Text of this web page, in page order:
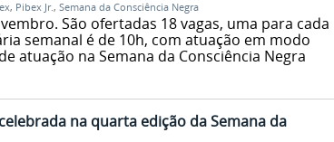
, Pibex Jr., Semana da Consciência Negra
São ofertadas 18 vagas, uma para cada
semanal é de 10h, com atuação em modo
atuação na Semana da Consciência Negra
na quarta edição da Semana da